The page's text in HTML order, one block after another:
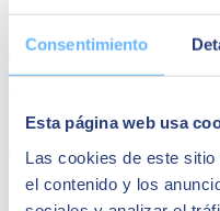
Consentimiento
Esta página web usa
Las cookies de este
el contenido y los
Presales Manager en SEIDOR
Con más de 25 años en el
funciones de gestión, venta y
Desde hace mas de 4 años es
soluciones ERP S/4HANA y
Quizá te puede